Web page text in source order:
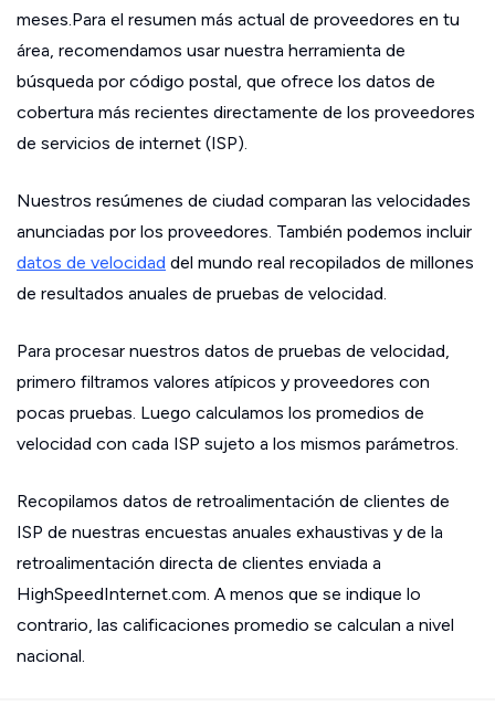
meses.Para el resumen más actual de proveedores en tu
área, recomendamos usar nuestra herramienta de
búsqueda por código postal, que ofrece los datos de
cobertura más recientes directamente de los proveedores
de servicios de internet (ISP).
Nuestros resúmenes de ciudad comparan las velocidades
anunciadas por los proveedores. También podemos incluir
datos de velocidad del mundo real recopilados de millones
de resultados anuales de pruebas de velocidad.
Para procesar nuestros datos de pruebas de velocidad,
primero filtramos valores atípicos y proveedores con
pocas pruebas. Luego calculamos los promedios de
velocidad con cada ISP sujeto a los mismos parámetros.
Recopilamos datos de retroalimentación de clientes de
ISP de nuestras encuestas anuales exhaustivas y de la
retroalimentación directa de clientes enviada a
HighSpeedInternet.com. A menos que se indique lo
contrario, las calificaciones promedio se calculan a nivel
nacional.